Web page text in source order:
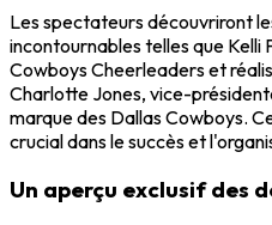
Les spectateurs découvriront
incontournables telles que Kelli
Cowboys Cheerleaders et
Charlotte Jones, vice-
marque des Dallas Cowboys.
crucial dans le succès et
Un aperçu exclusif des